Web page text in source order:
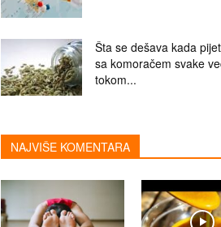
Šta se dešava kada
sa komoračem svake
tokom...
NAJVIŠE KOMENTARA